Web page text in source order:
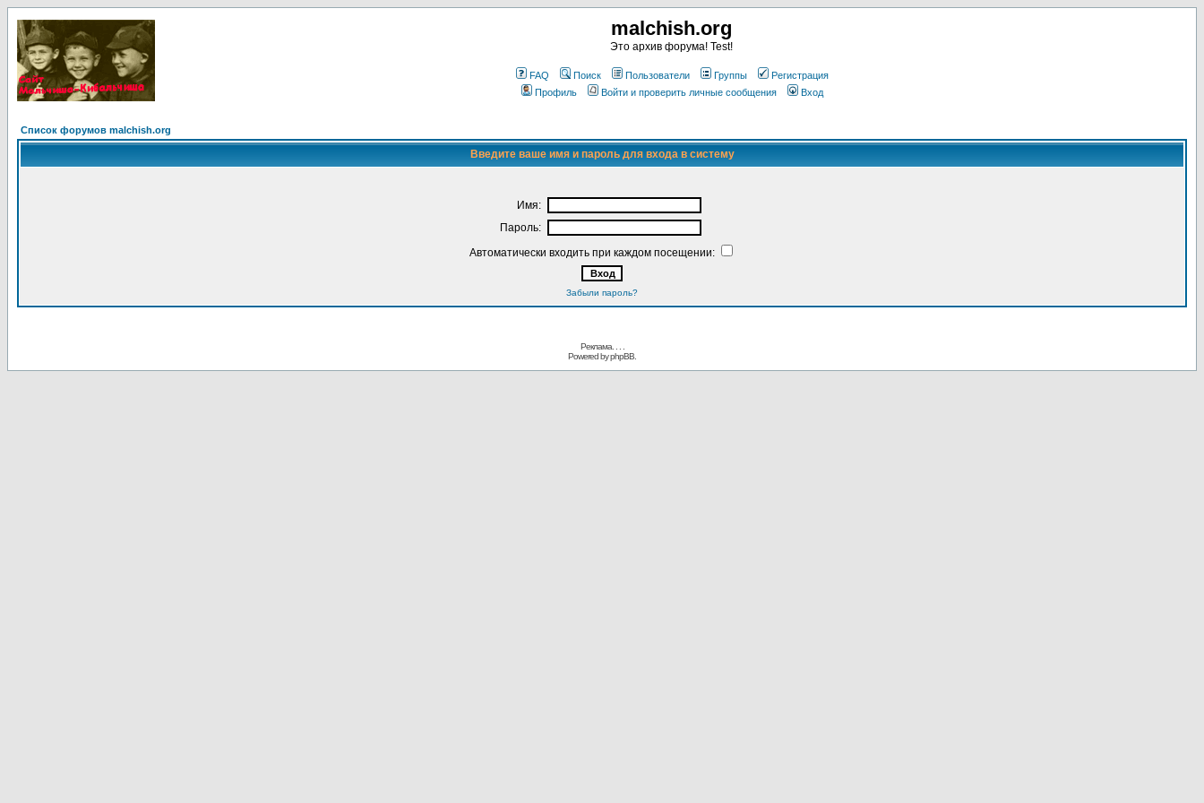
malchish.org
Это архив форума! Test!
FAQ Поиск Пользователи Группы
Регистрация
Профиль
Войти и проверить личные сообщения Вход
Список форумов malchish.org
Введите ваше имя и пароль для входа в систему
Имя:
Пароль:
Автоматически входить при каждом посещении:
Забыли пароль?
Реклама. . .
Powered byphpBB.